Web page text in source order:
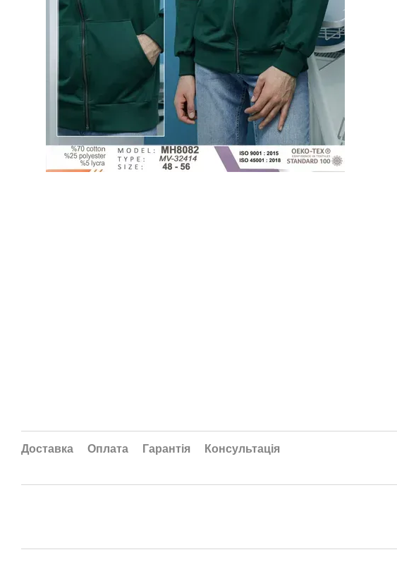
Доставка Оплата Гарантія Консультація